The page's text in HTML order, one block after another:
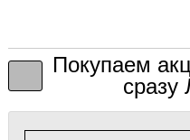
Покупаем
сразу